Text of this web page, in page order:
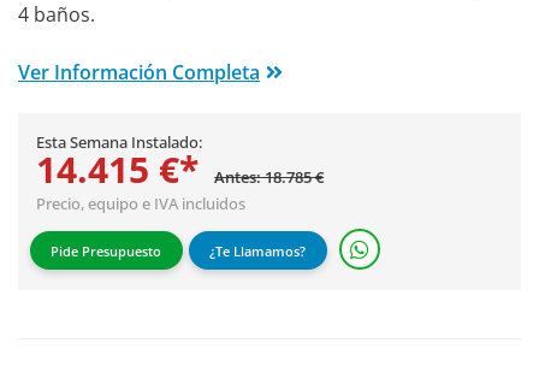
4 baños.
Ver Información Completa
Esta Semana Instalado:
14.415 €*
Antes: 18.785 €
Precio, equipo e IVA incluidos
Pide Presupuesto ¿Te Llamamos?